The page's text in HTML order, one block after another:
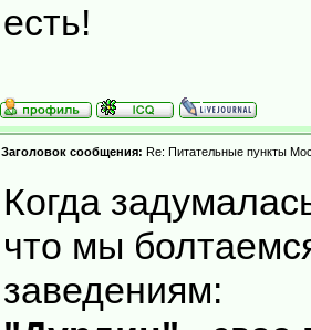
есть!
Заголовок сообщения: Re: Питательные пункты
Когда
что мы
заведениям: